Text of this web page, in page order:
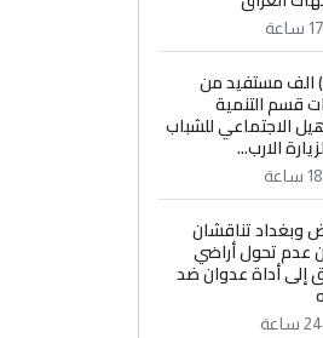
(796) الف مستفيد من
قسم التنمية
الاجتماعي للشباب
الارب...
وبغداد تناقشان
عدم تحول أراضي
إلى أداة عدوان ضد